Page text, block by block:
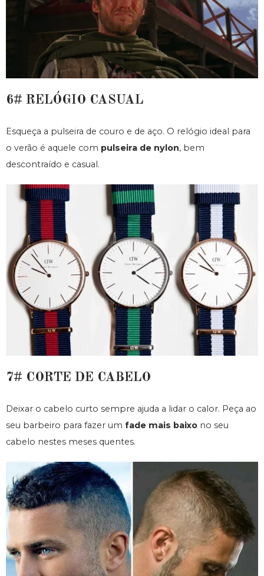
6# RELÓGIO CASUAL
Esqueça a pulseira de couro e de aço. O relógio ideal para
o verão é aquele com pulseira de nylon, bem
descontraído e casual.
7# CORTE DE CABELO
Deixar o cabelo curto sempre ajuda a lidar o calor. Peça ao
seu barbeiro para fazer um fade mais baixo no seu
cabelo nestes meses quentes.